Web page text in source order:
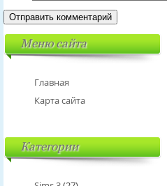
Меню сайта
Главная
Карта сайта
Категории